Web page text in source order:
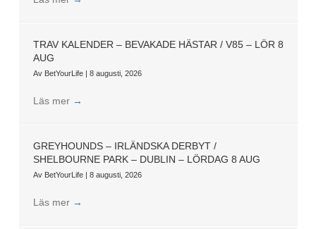
TRAV KALENDER – BEVAKADE HÄSTAR / V85 – LÖR 8
AUG
Av BetYourLife | 8 augusti, 2026
Läs mer →
GREYHOUNDS – IRLÄNDSKA DERBYT /
SHELBOURNE PARK – DUBLIN – LÖRDAG 8 AUG
Av BetYourLife | 8 augusti, 2026
Läs mer →